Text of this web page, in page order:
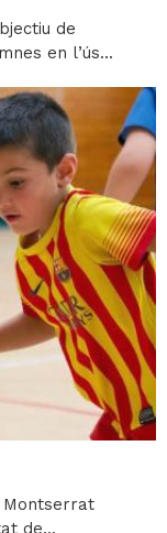
de
en l’ús...
Montserrat
de...